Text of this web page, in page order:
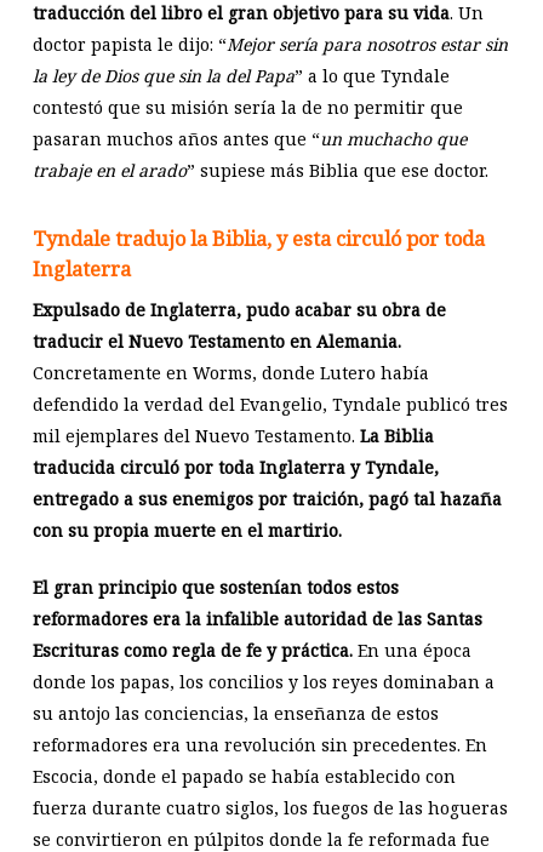
traducción del libro el gran objetivo para su vida. Un
doctor papista le dijo: “Mejor sería para nosotros estar sin
la ley de Dios que sin la del Papa” a lo que Tyndale
contestó que su misión sería la de no permitir que
pasaran muchos años antes que “un muchacho que
trabaje en el arado” supiese más Biblia que ese doctor.
Tyndale tradujo la Biblia, y esta circuló por toda
Inglaterra
Expulsado de Inglaterra, pudo acabar su obra de
traducir el Nuevo Testamento en Alemania.
Concretamente en Worms, donde Lutero había
defendido la verdad del Evangelio, Tyndale publicó tres
mil ejemplares del Nuevo Testamento. La Biblia
traducida circuló por toda Inglaterra y Tyndale,
entregado a sus enemigos por traición, pagó tal hazaña
con su propia muerte en el martirio.
El gran principio que sostenían todos estos
reformadores era la infalible autoridad de las Santas
Escrituras como regla de fe y práctica.En una época
donde los papas, los concilios y los reyes dominaban a
su antojo las conciencias, la enseñanza de estos
reformadores era una revolución sin precedentes. En
Escocia, donde el papado se había establecido con
fuerza durante cuatro siglos, los fuegos de las hogueras
se convirtieron en púlpitos donde la fe reformada fue